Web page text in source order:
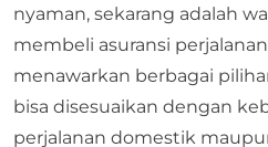
nyaman, sekarang adalah
membeli asuransi
menawarkan berbagai
bisa disesuaikan dengan
perjalanan domestik